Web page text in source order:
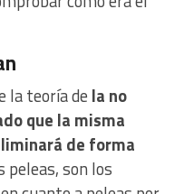
la teoría de la no
que la misma
de forma
son los